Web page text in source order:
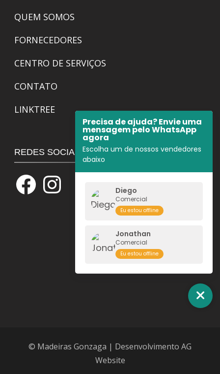
QUEM SOMOS
FORNECEDORES
CENTRO DE SERVIÇOS
CONTATO
LINKTREE
REDES SOCIAIS
FacebookInstagram
© Madeiras Gonzaga | Desenvolvimento AG
Website
Precisa de ajuda? Envie uma
mensagem pelo WhatsApp
agora
Escolha um de nossos vendedores
abaixo
Diego
Comercial
Eu estou offline
Jonathan
Comercial
Eu estou offline